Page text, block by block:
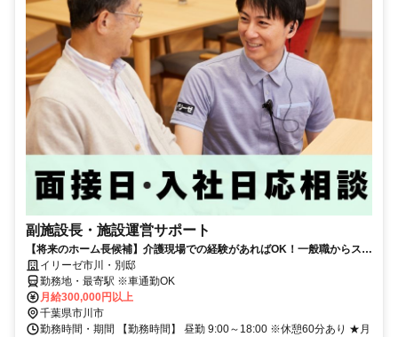
副施設長・施設運営サポート
【将来のホーム長候補】介護現場での経験があればOK！一般職からステ
ップアップしたい方歓迎
イリーゼ市川・別邸
勤務地・最寄駅 ※車通勤OK
月給300,000円以上
千葉県市川市
勤務時間・期間 【勤務時間】 昼勤 9:00～18:00 ※休憩60分あり ★月